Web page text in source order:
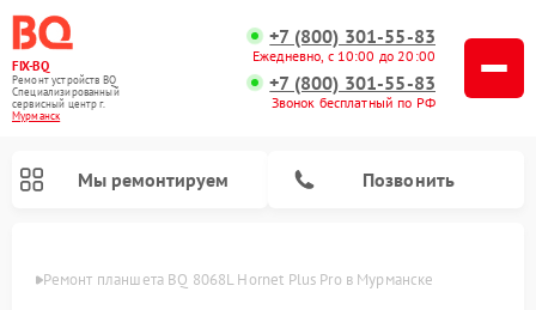
FIX-BQ
Ремонт устройств BQ
Специализированный
cервисный центр г.
Мурманск
+7 (800) 301-55-83
Ежедневно, с 10:00 до 20:00
+7 (800) 301-55-83
Звонок бесплатный по РФ
Мы ремонтируем Позвонить
Ремонт планшета BQ 8068L Hornet Plus Pro в Мурманске